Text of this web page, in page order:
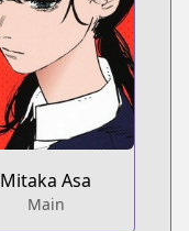
Mitaka Asa
Main